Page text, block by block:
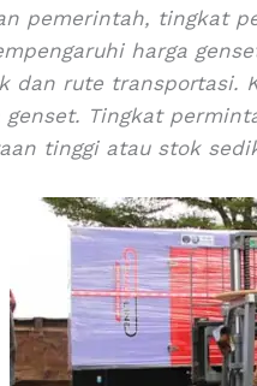
pemerintah, tingkat
harga
dan rute transportasi.
genset. Tingkat
tinggi atau stok